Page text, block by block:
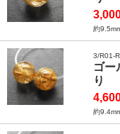
約
3/R01-
ゴー
り
約